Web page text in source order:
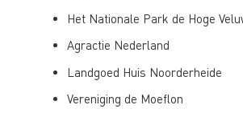
Het Nationale Park de Hoge
Agractie Nederland
Landgoed Huis Noorderheide
Vereniging de Moeflon